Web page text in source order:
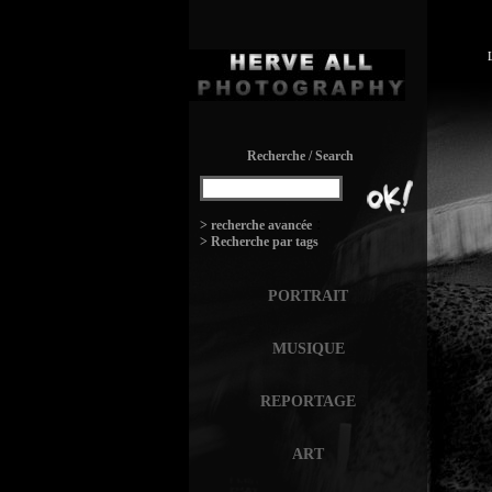
Recherche / Search
> recherche avancée
> Recherche par tags
PORTRAIT
MUSIQUE
REPORTAGE
ART